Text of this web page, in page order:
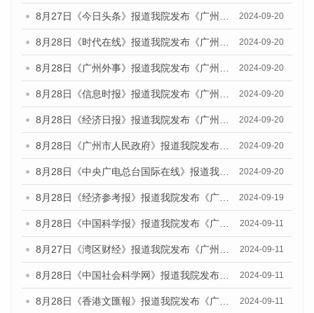
8月27日《今日头条》报道我院发布《广州蓝皮书：广州创新型城市发展报告（2024）》的媒体文章 2024-09-20
8月28日《时代在线》报道我院发布《广州蓝皮书：广州城市国际化发展报告（2024）》的媒体文章 2024-09-20
8月28日《广州外事》报道我院发布《广州蓝皮书：广州城市国际化发展报告（2024）》的媒体文章 2024-09-20
8月28日《信息时报》报道我院发布《广州蓝皮书：广州城市国际化发展报告（2024）》的媒体文章 2024-09-20
8月28日《经济日报》报道我院发布《广州蓝皮书：广州城市国际化发展报告（2024）》的媒体文章 2024-09-20
8月28日《广州市人民政府》报道我院发布《广州蓝皮书：广州城市国际化发展报告（2024）》的媒体文章 2024-09-20
8月28日《中央广电总台国际在线》报道我院发布《广州蓝皮书：广州城市国际化发展报告（2024）》的媒体文章 2024-09-20
8月28日《经济参考报》报道我院发布《广州蓝皮书：广州城市国际化发展报告（2024）》的媒体文章 2024-09-19
8月28日《中国科学报》报道我院发布《广州蓝皮书：广州城市国际化发展报告（2024）》的媒体文章 2024-09-11
8月27日《湾区财经》报道我院发布《广州蓝皮书：广州城市国际化发展报告（2024）》的媒体文章 2024-09-11
8月28日《中国社会科学网》报道我院发布《广州蓝皮书：广州城市国际化发展报告（2024）》的媒体文章 2024-09-11
8月28日《香港文匯報》报道我院发布《广州蓝皮书：广州城市国际化发展报告（2024）》的媒体文章 2024-09-11